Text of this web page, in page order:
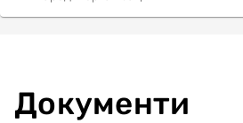
Документи